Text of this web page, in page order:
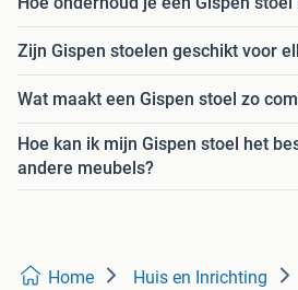
Zijn Gispen stoelen geschikt voor
Wat maakt een Gispen stoel zo
Hoe kan ik mijn Gispen stoel het
andere meubels?
Home Huis en Inrichting